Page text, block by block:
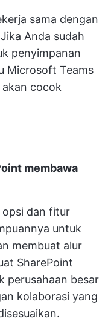
sama dengan
Anda sudah
penyimpanan
Microsoft Teams
akan cocok
membawa
opsi dan fitur
untuk
membuat alur
SharePoint
perusahaan besar
kolaborasi yang